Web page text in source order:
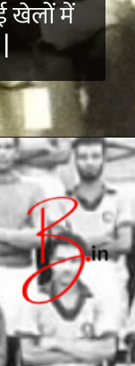
खेलों में